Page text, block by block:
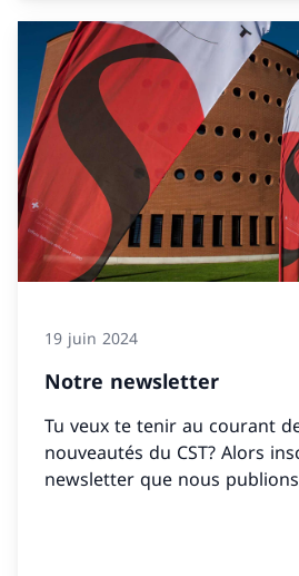
19 juin 2024
Notre newsletter
Tu veux te tenir au courant
nouveautés du CST? Alors
newsletter que nous